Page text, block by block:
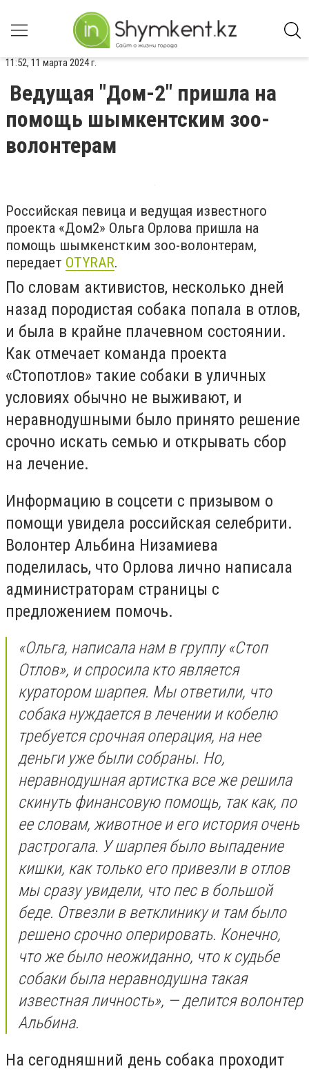
11:52, 11 марта 2024 г.
Ведущая "Дом-2" пришла на
помощь шымкентским зоо-
волонтерам
Российская певица и ведущая известного
проекта «Дом2» Ольга Орлова пришла на
помощь шымкенстким зоо-волонтерам,
передает OTYRAR.
По словам активистов, несколько дней
назад породистая собака попала в отлов,
и была в крайне плачевном состоянии.
Как отмечает команда проекта
«Стопотлов» такие собаки в уличных
условиях обычно не выживают, и
неравнодушными было принято решение
срочно искать семью и открывать сбор
на лечение.
Информацию в соцсети с призывом о
помощи увидела российская селебрити.
Волонтер Альбина Низамиева
поделилась, что Орлова лично написала
администраторам страницы с
предложением помочь.
«Ольга, написала нам в группу «Стоп
Отлов», и спросила кто является
куратором шарпея. Мы ответили, что
собака нуждается в лечении и кобелю
требуется срочная операция, на нее
деньги уже были собраны. Но,
неравнодушная артистка все же решила
скинуть финансовую помощь, так как, по
ее словам, животное и его история очень
растрогала. У шарпея было выпадение
кишки, как только его привезли в отлов
мы сразу увидели, что пес в большой
беде. Отвезли в ветклинику и там было
решено срочно оперировать. Конечно,
что же было неожиданно, что к судьбе
собаки была неравнодушна такая
известная личность», — делится волонтер
Альбина.
На сегодняшний день собака проходит